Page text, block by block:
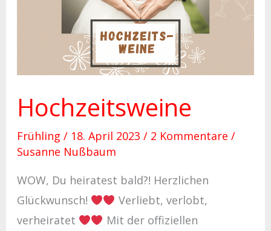
Hochzeitsweine
Frühling / 18. April 2023 / 2 Kommentare /
Susanne Nußbaum
WOW, Du heiratest bald?! Herzlichen
Glückwunsch!
Verliebt, verlobt,
verheiratet
Mit der offiziellen